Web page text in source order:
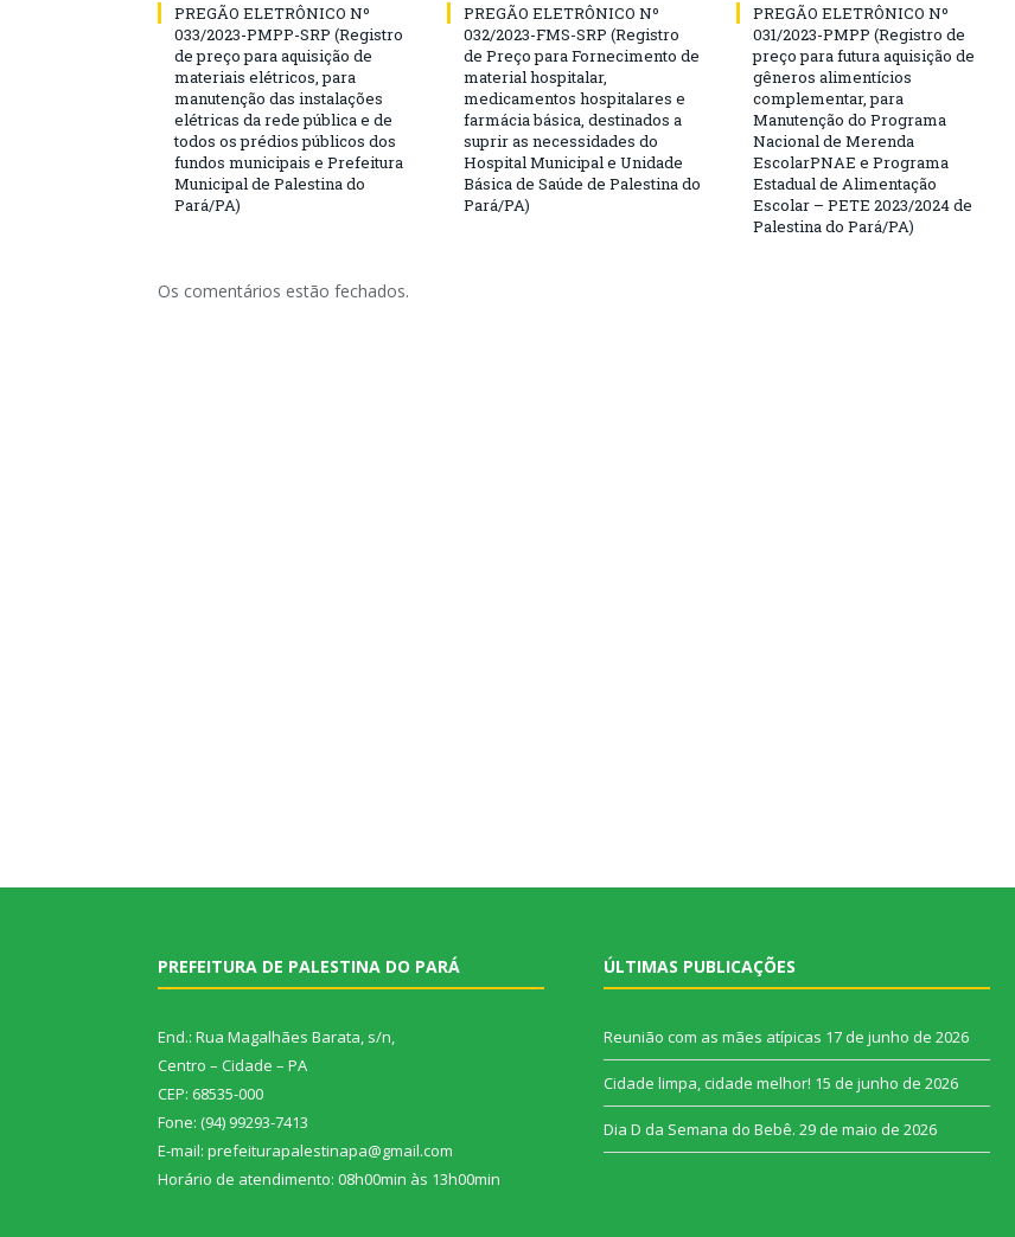
PREGÃO ELETRÔNICO Nº
033/2023-PMPP-SRP (Registro
de preço para aquisição de
materiais elétricos, para
manutenção das instalações
elétricas da rede pública e de
todos os prédios públicos dos
fundos municipais e Prefeitura
Municipal de Palestina do
Pará/PA)
PREGÃO ELETRÔNICO Nº
032/2023-FMS-SRP (Registro
de Preço para Fornecimento de
material hospitalar,
medicamentos hospitalares e
farmácia básica, destinados a
suprir as necessidades do
Hospital Municipal e Unidade
Básica de Saúde de Palestina do
Pará/PA)
PREGÃO ELETRÔNICO Nº
031/2023-PMPP (Registro de
preço para futura aquisição de
gêneros alimentícios
complementar, para
Manutenção do Programa
Nacional de Merenda
EscolarPNAE e Programa
Estadual de Alimentação
Escolar – PETE 2023/2024 de
Palestina do Pará/PA)
Os comentários estão fechados.
PREFEITURA DE PALESTINA DO PARÁ
End.: Rua Magalhães Barata, s/n,
Centro – Cidade – PA
CEP: 68535-000
Fone: (94) 99293-7413
E-mail: prefeiturapalestinapa@gmail.com
Horário de atendimento: 08h00min às 13h00min
ÚLTIMAS PUBLICAÇÕES
Reunião com as mães atípicas 17 de junho de 2026
Cidade limpa, cidade melhor! 15 de junho de 2026
Dia D da Semana do Bebê. 29 de maio de 2026